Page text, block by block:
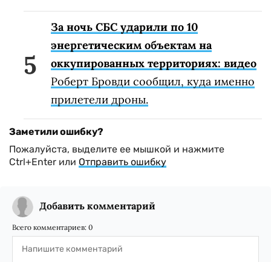
За ночь СБС ударили по 10
энергетическим объектам на
оккупированных территориях: видео
Роберт Бровди сообщил, куда именно
прилетели дроны.
Заметили ошибку?
Пожалуйста, выделите ее мышкой и нажмите
Ctrl+Enter или Отправить ошибку
Добавить комментарий
Всего комментариев: 0